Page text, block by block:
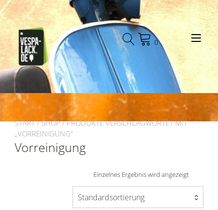
Zum
Inhalt
springen
0
START/SHOP/ PRODUKTE VERSCHLAGWORTET MIT
„VORREINIGUNG“
Vorreinigung
Einzelnes Ergebnis wird angezeigt
Standardsortierung